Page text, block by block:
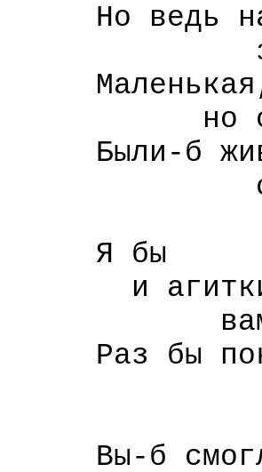
Но ведь
но
Были-б
по
Я бы
и
вам
Раз бы
- вот
Вы-б